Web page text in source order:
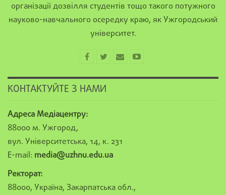
організації дозвілля студентів тощо такого потужного
науково-навчального осередку краю, як Ужгородський
університет.
КОНТАКТУЙТЕ З НАМИ
Адреса Медіацентру:
88000 м. Ужгород,
вул. Університетська, 14, к. 231
E-mail: media@uzhnu.edu.ua
Ректорат:
88000, Україна, Закарпатська обл.,